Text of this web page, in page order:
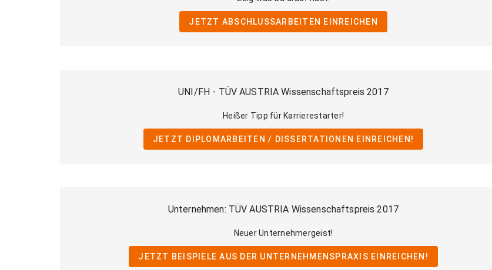
JETZT ABSCHLUSSARBEITEN EINREICHEN
UNI/FH - TÜV AUSTRIA Wissenschaftspreis 2017
Heißer Tipp für Karrierestarter!
JETZT DIPLOMARBEITEN / DISSERTATIONEN EINREICHEN!
Unternehmen: TÜV AUSTRIA Wissenschaftspreis 2017
Neuer Unternehmergeist!
JETZT BEISPIELE AUS DER UNTERNEHMENSPRAXIS EINREICHEN!